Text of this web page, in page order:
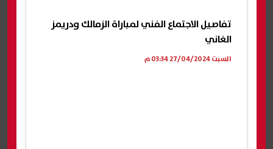
تفاصيل الاجتماع الفني لمباراة الزمالك ودريمز
الغاني
السبت 27/04/2024 03:34 م